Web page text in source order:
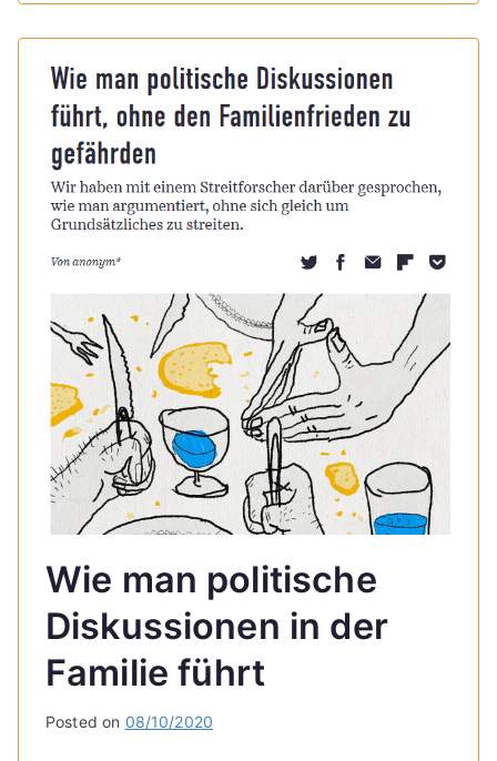
Wie man politische
Diskussionen in der
Familie führt
Posted on 08/10/2020